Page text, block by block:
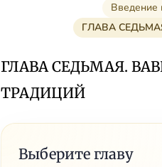
Введение
ГЛАВА
ГЛАВА СЕДЬМАЯ.
ТРАДИЦИЙ
Выберите главу